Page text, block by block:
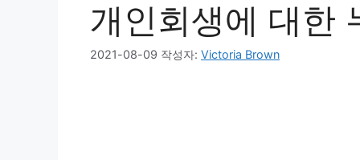
개인회생에 대한
2021-08-09 작성자: Victoria Brown